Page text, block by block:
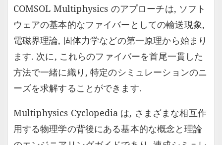
COMSOL Multiphysics のアプローチは, ソフト
ウェアの基本的なファイバーとしての輸送現象,
電磁界理論, 固体力学などの第一原理から始まり
ます. 次に, これらのファイバーを首尾一貫した
方法で一緒に織り, 特定のシミュレーションのニ
ーズを求解することができます.
Multiphysics Cyclopedia は, さまざまな相互作
用する物理学の背後にある基本的な概念と理論